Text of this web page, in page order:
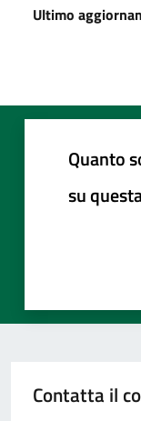
Ultimo
Quanto
su
Contatta il